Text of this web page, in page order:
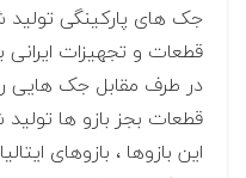
جک های پارکینگی
در طرف مقابل جک هایی
قطعات بجز بازو ها
این بازوها ، بازوهای